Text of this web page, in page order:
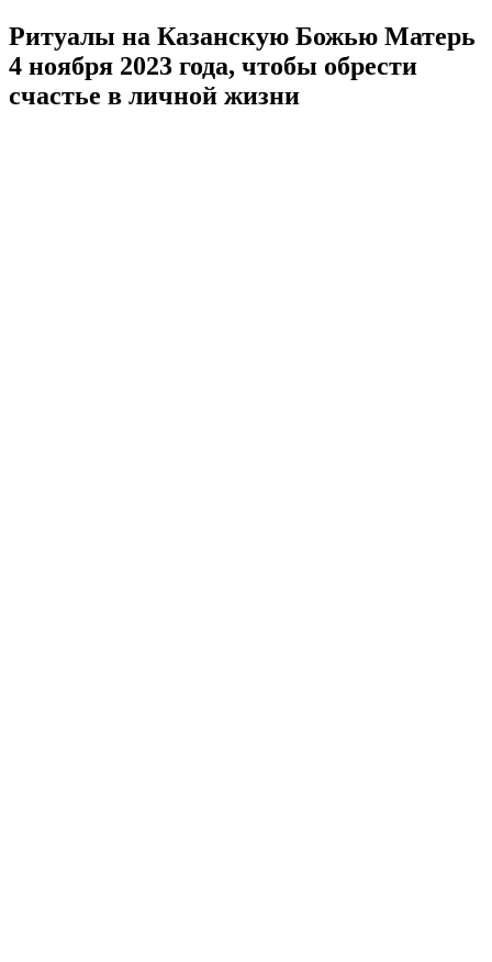
Ритуалы на Казанскую Божью Матерь
4 ноября 2023 года, чтобы обрести
счастье в личной жизни